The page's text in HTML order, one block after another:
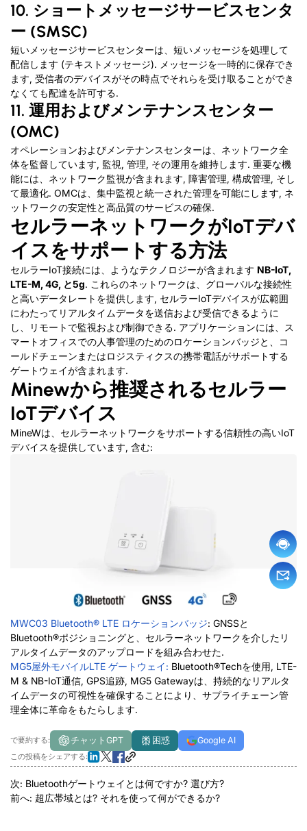
10. ショートメッセージサービスセンタ
ー (SMSC)
短いメッセージサービスセンターは、短いメッセージを処理して
配信します (テキストメッセージ). メッセージを一時的に保存でき
ます, 受信者のデバイスがその時点でそれらを受け取ることができ
なくても配達を許可する.
11. 運用およびメンテナンスセンター
(OMC)
オペレーションおよびメンテナンスセンターは、ネットワーク全
体を監督しています, 監視, 管理, その運用を維持します. 重要な機
能には、ネットワーク監視が含まれます, 障害管理, 構成管理, そし
て最適化. OMCは、集中監視と統一された管理を可能にします, ネ
ットワークの安定性と高品質のサービスの確保.
セルラーネットワークがIoTデバ
イスをサポートする方法
セルラーIoT接続には、ようなテクノロジーが含まれます NB-IoT,
LTE-M, 4G, と5g. これらのネットワークは、グローバルな接続性
と高いデータレートを提供します, セルラーIoTデバイスが広範囲
にわたってリアルタイムデータを送信および受信できるように
し、リモートで監視および制御できる. アプリケーションには、ス
マートオフィスでの人事管理のためのロケーションバッジと、コ
ールドチェーンまたはロジスティクスの携帯電話がサポートする
ゲートウェイが含まれます.
Minewから推奨されるセルラー
IoTデバイス
MineWは、セルラーネットワークをサポートする信頼性の高いIoT
デバイスを提供しています, 含む:
MWC03 Bluetooth® LTE ロケーションバッジ: GNSSと
Bluetooth®ポジショニングと、セルラーネットワークを介したリ
アルタイムデータのアップロードを組み合わせた.
MG5屋外モバイルLTE ゲートウェイ: Bluetooth®Techを使用, LTE-
M & NB-IoT通信, GPS追跡, MG5 Gatewayは、持続的なリアルタ
イムデータの可視性を確保することにより、サプライチェーン管
理全体に革命をもたらします.
で要約する: チャットGPT 困惑 Google AI
この投稿をシェアする:
次: Bluetoothゲートウェイとは何ですか? 選び方?
前へ: 超広帯域とは? それを使って何ができるか?